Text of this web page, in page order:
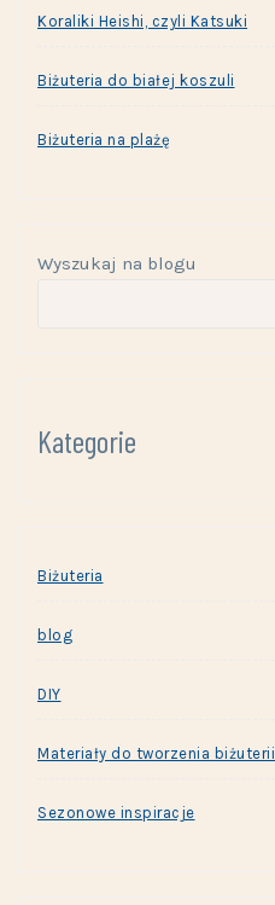
Koraliki Heishi, czyli Katsuki
Biżuteria do białej koszuli
Biżuteria na plażę
Wyszukaj na blogu
Kategorie
Biżuteria
blog
DIY
Materiały do tworzenia biżuterii
Sezonowe inspiracje